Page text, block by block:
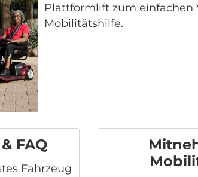
Plattformlift zum einfachen
Mobilitätshilfe.
FAQ
Fahrzeug